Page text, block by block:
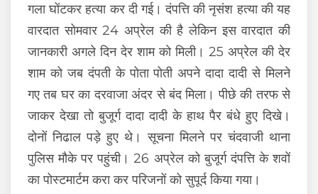
गला घोंटकर हत्या कर दी गई। दंपत्ति की नृसंश हत्या की यह
वारदात सोमवार 24 अप्रेल की है लेकिन इस वारदात की
जानकारी अगले दिन देर शाम को मिली। 25 अप्रेल की देर
शाम को जब दंपती के पोता पोती अपने दादा दादी से मिलने
गए तब घर का दरवाजा अंदर से बंद मिला। पीछे की तरफ से
जाकर देखा तो बुजूर्ग दादा दादी के हाथ पैर बंधे हुए दिखे।
दोनों निढाल पड़े हुए थे। सूचना मिलने पर चंदवाजी थाना
पुलिस मौके पर पहुंची। 26 अप्रेल को बुजूर्ग दंपत्ति के शवों
का पोस्टमार्टम करा कर परिजनों को सुपूर्द किया गया।